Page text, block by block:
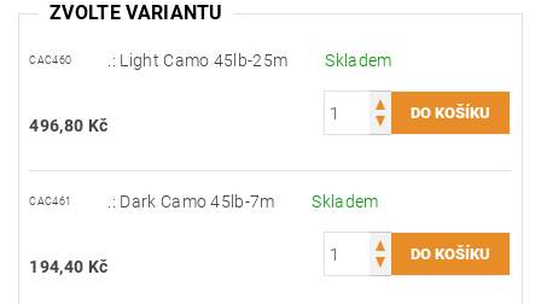
ZVOLTE VARIANTU
CAC460 .: Light Camo 45lb-25m Skladem
496,80 Kč
CAC461 .: Dark Camo 45lb-7m Skladem
194,40 Kč